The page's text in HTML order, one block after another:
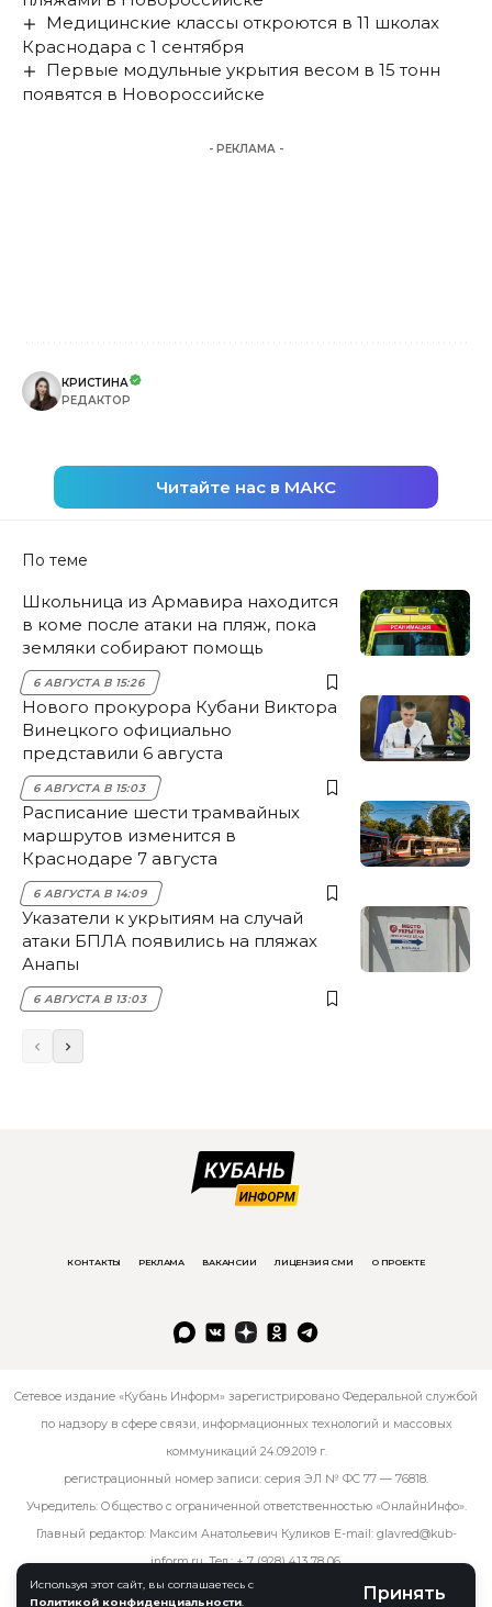
Используя этот сайт, вы соглашаетесь с
Политикой конфиденциальности
Принять
Медицинские классы откроются в 11 школах
Краснодара с 1 сентября
Первые модульные укрытия весом в 15 тонн
появятся в Новороссийске
- РЕКЛАМА -
КРИСТИНА
РЕДАКТОР
Читайте нас в МАКС
По теме
Школьница из Армавира находится
в коме после атаки на пляж, пока
земляки собирают помощь
6 АВГУСТА В 15:26
Нового прокурора Кубани Виктора
Винецкого официально
представили 6 августа
6 АВГУСТА В 15:03
Расписание шести трамвайных
маршрутов изменится в
Краснодаре 7 августа
6 АВГУСТА В 14:09
Указатели к укрытиям на случай
атаки БПЛА появились на пляжах
Анапы
6 АВГУСТА В 13:03
КОНТАКТЫ РЕКЛАМА ВАКАНСИИ ЛИЦЕНЗИЯ СМИ О ПРОЕКТЕ
Сетевое издание «Кубань Информ» зарегистрировано Федеральной службой
по надзору в сфере связи, информационных технологий и массовых
коммуникаций 24.09.2019 г.
регистрационный номер записи: серия ЭЛ № ФС 77 — 76818.
Учредитель: Общество с ограниченной ответственностью «ОнлайнИнфо».
Главный редактор: Максим Анатольевич Куликов E-mail: glavred@kub-
inform.ru. Тел.:+ 7 (928) 413 78 06.